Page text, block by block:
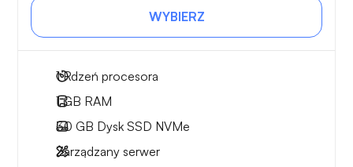
WYBIERZ
1Rdzeń procesora
1 GB RAM
30 GB Dysk SSD NVMe
Zarządzany serwer